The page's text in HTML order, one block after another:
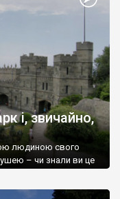
і, звичайно,
людиною свого
– чи знали ви це